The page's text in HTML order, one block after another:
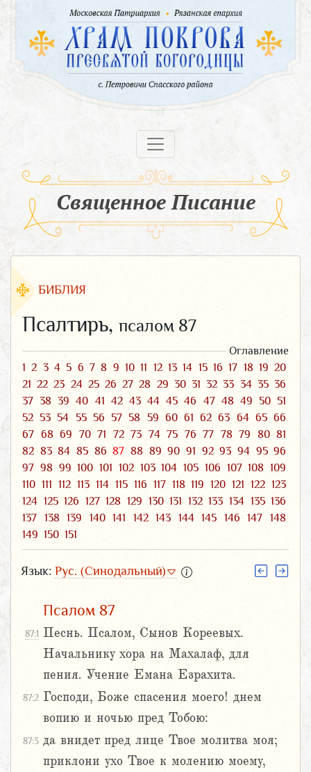
Священное Писание
БИБЛИЯ
Псалтирь, псалом 87
Оглавление
1 2 3 4 5 6 7 8 9 10 11 12 13 14 15 16 17 18 19 20
21 22 23 24 25 26 27 28 29 30 31 32 33 34 35 36
37 38 39 40 41 42 43 44 45 46 47 48 49 50 51
52 53 54 55 56 57 58 59 60 61 62 63 64 65 66
67 68 69 70 71 72 73 74 75 76 77 78 79 80 81
82 83 84 85 86 87 88 89 90 91 92 93 94 95 96
97 98 99 100 101 102 103 104 105 106 107 108 109
110 111 112 113 114 115 116 117 118 119 120 121 122 123
124 125 126 127 128 129 130 131 132 133 134 135 136
137
138 139 140 141 142 143 144 145 146 147
148
149 150 151
Язык: Рус. (Синодальный)
Псалом 87
87:1 Песнь. Псалом, Сынов Кореевых.
Начальнику хора на Махалаф, для
пения. Учение Емана Езрахита.
87:2 Господи, Боже спасения моего! днем
вопию и ночью пред Тобою:
87:3 да внидет пред лице Твое молитва моя;
приклони ухо Твое к молению моему,